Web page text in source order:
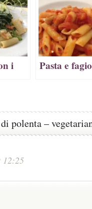
i
Pasta e
polenta –
12:25